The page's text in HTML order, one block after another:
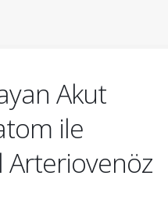
Akut
ile
Arteriovenöz